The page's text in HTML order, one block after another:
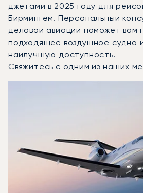
джетами в 2025 году для
Бирмингем. Персональный
деловой авиации поможет вам
подходящее воздушное судно
наилучшую доступность.
Свяжитесь с одним из наших